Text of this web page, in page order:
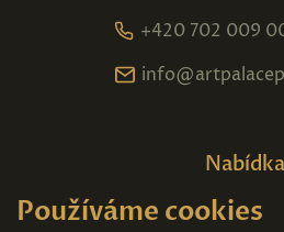
+420 702 009
Nabídka
Domů
Používáme cookies